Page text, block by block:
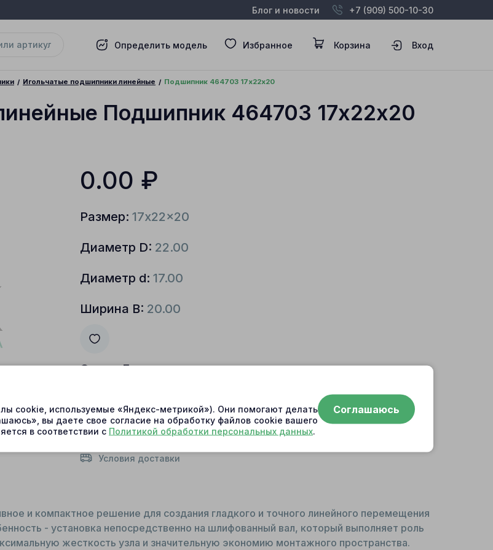
Блог и новости +7 (909) 500-10-30
Определить модель Избранное Корзина Вход
Игольчатые подшипники линейные Подшипник 464703 17х22х20
Подшипник 464703 17х22х20
0.00 ₽
Размер: 17x22x20
Диаметр D: 22.00
Диаметр d: 17.00
Ширина B: 20.00
Склад Барнаул: есть в наличии
Артикул: 464703
Условия доставки
и компактное решение для создания гладкого и точного линейного перемещения
- установка непосредственно на шлифованный вал, который выполняет роль
жесткость узла и значительную экономию монтажного пространства.
cookie, используемые «Яндекс-метрикой»). Они помогают делать
вы даете свое согласие на обработку файлов cookie вашего
в соответствии с Политикой обработки персональных данных.
Соглашаюсь